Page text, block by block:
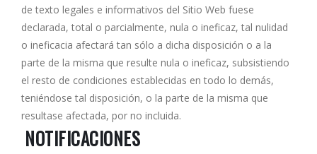
de texto legales e informativos del Sitio Web fuese
declarada, total o parcialmente, nula o ineficaz, tal nulidad
o ineficacia afectará tan sólo a dicha disposición o a la
parte de la misma que resulte nula o ineficaz, subsistiendo
el resto de condiciones establecidas en todo lo demás,
teniéndose tal disposición, o la parte de la misma que
resultase afectada, por no incluida.
NOTIFICACIONES